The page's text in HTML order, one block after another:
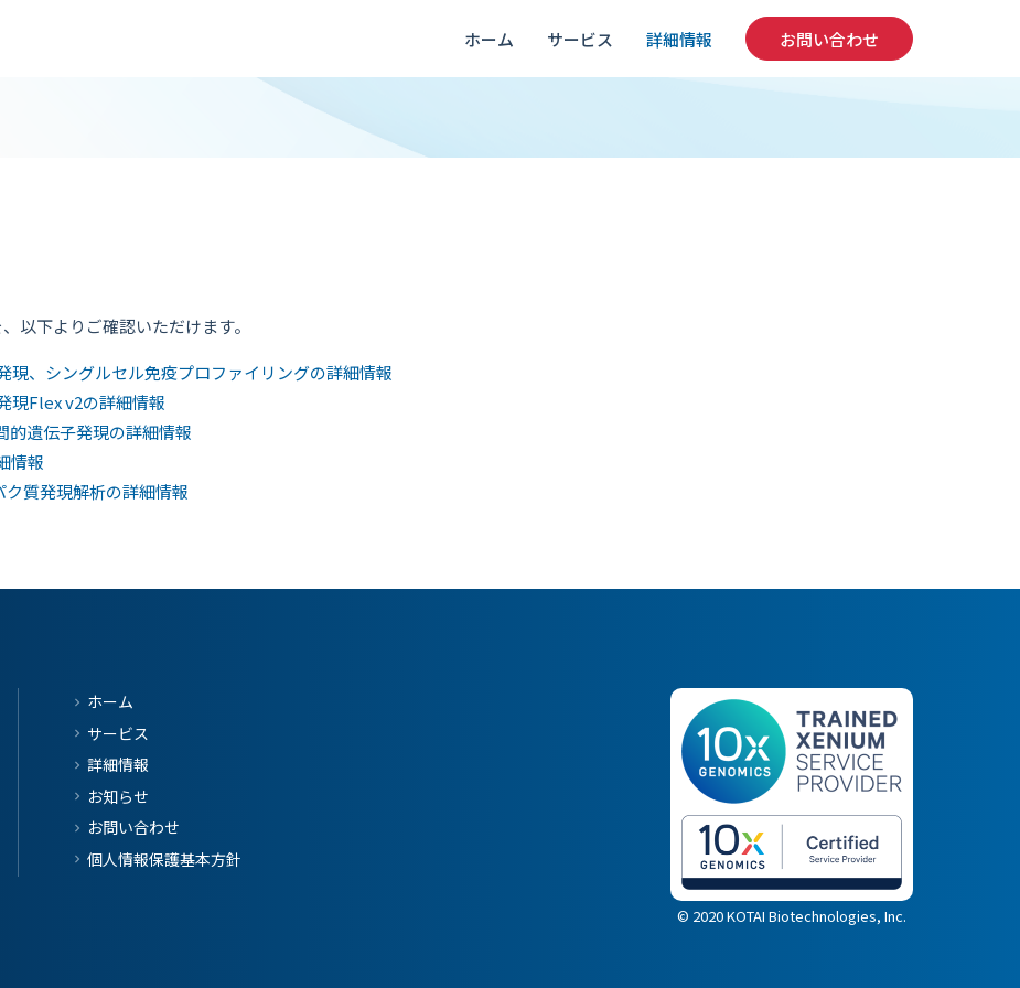
ホーム サービス 詳細情報 お問い合わせ
以下よりご確認いただけます。
現、シングルセル免疫プロファイリングの詳細情報
現Flex v2の詳細情報
的遺伝子発現の詳細情報
情報
ク質発現解析の詳細情報
ホーム
サービス
詳細情報
お知らせ
お問い合わせ
個人情報保護基本方針
© 2020 KOTAI Biotechnologies, Inc.